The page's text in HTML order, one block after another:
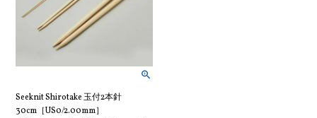
Seeknit Shirotake 玉付2本針
30cm［US0/2.00mm］